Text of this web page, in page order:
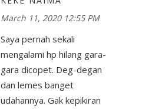
March 11, 2020 12:55 PM
Saya pernah sekali
mengalami hp hilang gara-
gara dicopet. Deg-degan
dan lemes banget
udahannya. Gak kepikiran